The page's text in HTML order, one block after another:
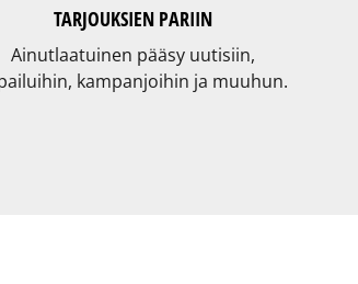
TARJOUKSIEN PARIIN
Ainutlaatuinen pääsy uutisiin,
kampanjoihin ja muuhun.